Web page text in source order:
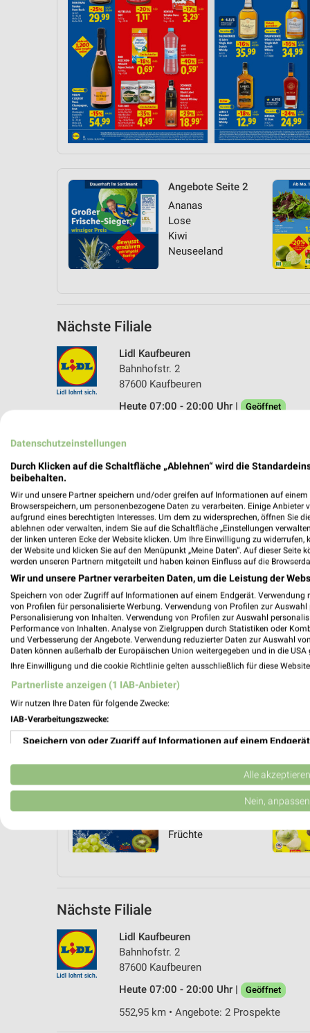
Angebote Seite 2
Ananas
Lose
Kiwi
Neuseeland
Nächste Filiale
Lidl Kaufbeuren
Bahnhofstr. 2
87600 Kaufbeuren
Heute 07:00 - 20:00 Uhr |
Geöffnet
Angebote Seite 2
Kiwi
Früchte
Nächste Filiale
Lidl Kaufbeuren
Bahnhofstr. 2
87600 Kaufbeuren
Heute 07:00 - 20:00 Uhr |
Geöffnet
552,95 km • Angebote: 2 Prospekte
Datenschutzeinstellungen
Durch Klicken auf die Schaltfläche „Ablehnen“ wird die
beibehalten.
Wir und unsere Partner speichern und/oder greifen auf Informationen auf einem
Browserspeichern, um personenbezogene Daten zu verarbeiten. Einige
aufgrund eines berechtigten Interesses. Um dem zu widersprechen, öffnen Sie
ablehnen oder verwalten, indem Sie auf die Schaltfläche „Einstellungen
der linken unteren Ecke der Website klicken. Um Ihre Einwilligung zu
der Website und klicken Sie auf den Menüpunkt „Meine Daten“. Auf dieser
werden unseren Partnern mitgeteilt und haben keinen Einfluss auf die
Wir und unsere Partner verarbeiten Daten, um die Leistung der
Speichern von oder Zugriff auf Informationen auf einem Endgerät. Verwendung
von Profilen für personalisierte Werbung. Verwendung von Profilen zur
Personalisierung von Inhalten. Verwendung von Profilen zur Auswahl
Performance von Inhalten. Analyse von Zielgruppen durch Statistiken oder
und Verbesserung der Angebote. Verwendung reduzierter Daten zur Auswahl
Daten können außerhalb der Europäischen Union weitergegeben und in die USA
Ihre Einwilligung und die cookie Richtlinie gelten ausschließlich für diese
Partnerliste anzeigen (1 IAB-Anbieter)
Wir nutzen Ihre Daten für folgende Zwecke:
IAB-Verarbeitungszwecke:
Speichern von oder Zugriff auf Informationen auf einem Endgerät
Verwendung reduzierter Daten zur Auswahl von Werbeanzeigen
Erstellung von Profilen für personalisierte Werbung
Erstellung von Profilen zur Personalisierung von Inhalten
Messung der Werbeleistung
Messung der Performance von Inhalten
Analyse von Zielgruppen durch Statistiken oder Kombinationen
Quellen
Entwicklung und Verbesserung der Angebote
Alle akzeptieren
Nein, anpassen